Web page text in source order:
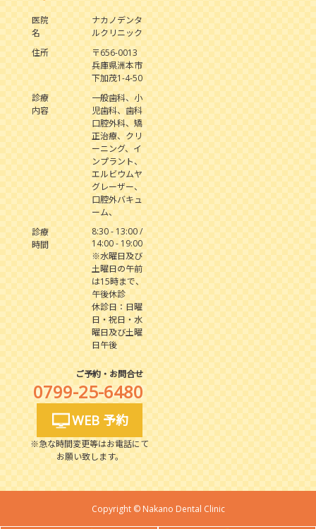
医院
名
ナカノデンタ
ルクリニック
住所
〒656-0013
兵庫県洲本市
下加茂1-4-50
診療
内容
一般歯科、小
児歯科、歯科
口腔外科、矯
正治療、クリ
ーニング、イ
ンプラント、
エルビウムヤ
グレーザー、
口腔外バキュ
ーム、
診療
時間
8:30 - 13:00 /
14:00 - 19:00
※水曜日及び
土曜日の午前
は15時まで、
午後休診
休診日：日曜
日・祝日・水
曜日及び土曜
日午後
ご予約・お問合せ
0799-25-6480
WEB 予約
※急な時間変更等はお電話にて
お願い致します。
Copyright © Nakano Dental Clinic